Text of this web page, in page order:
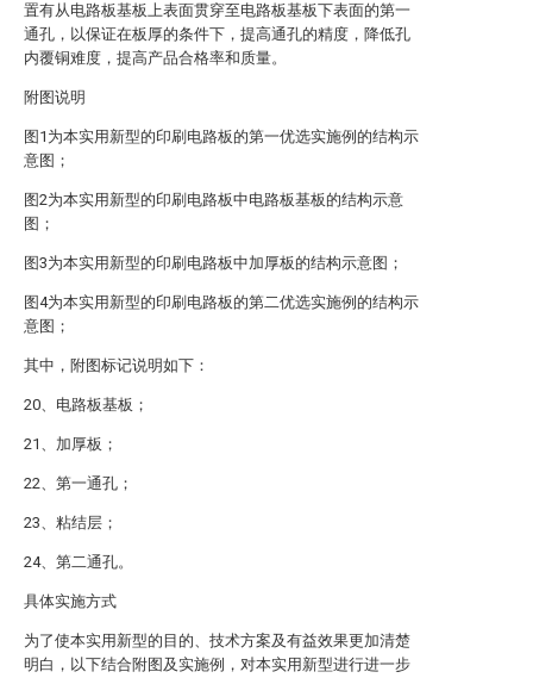
置有从电路板基板上表面贯穿至电路板基板下表面的第一
通孔，以保证在板厚的条件下，提高通孔的精度，降低孔
内覆铜难度，提高产品合格率和质量。
附图说明
图1为本实用新型的印刷电路板的第一优选实施例的结构示
意图；
图2为本实用新型的印刷电路板中电路板基板的结构示意
图；
图3为本实用新型的印刷电路板中加厚板的结构示意图；
图4为本实用新型的印刷电路板的第二优选实施例的结构示
意图；
其中，附图标记说明如下：
20、电路板基板；
21、加厚板；
22、第一通孔；
23、粘结层；
24、第二通孔。
具体实施方式
为了使本实用新型的目的、技术方案及有益效果更加清楚
明白，以下结合附图及实施例，对本实用新型进行进一步